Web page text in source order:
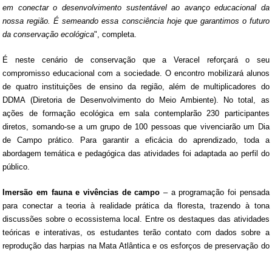
em conectar o desenvolvimento sustentável ao avanço educacional da
nossa região. É semeando essa consciência hoje que garantimos o futuro
da conservação ecológica", completa.
É neste cenário de conservação que a Veracel reforçará o seu
compromisso educacional com a sociedade. O encontro mobilizará alunos
de quatro instituições de ensino da região, além de multiplicadores do
DDMA (Diretoria de Desenvolvimento do Meio Ambiente). No total, as
ações de formação ecológica em sala contemplarão 230 participantes
diretos, somando-se a um grupo de 100 pessoas que vivenciarão um Dia
de Campo prático. Para garantir a eficácia do aprendizado, toda a
abordagem temática e pedagógica das atividades foi adaptada ao perfil do
público.
Imersão em fauna e vivências de campo – a programação foi pensada
para conectar a teoria à realidade prática da floresta, trazendo à tona
discussões sobre o ecossistema local. Entre os destaques das atividades
teóricas e interativas, os estudantes terão contato com dados sobre a
reprodução das harpias na Mata Atlântica e os esforços de preservação do